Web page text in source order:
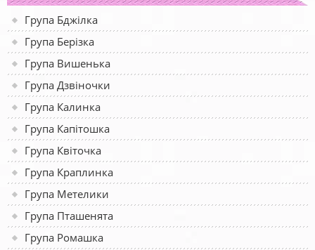
Група Бджілка
Група Берізка
Група Вишенька
Група Дзвіночки
Група Калинка
Група Капітошка
Група Квіточка
Група Краплинка
Група Метелики
Група Пташенята
Група Ромашка